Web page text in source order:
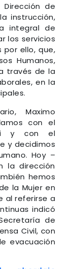
de
instrucción,
integral de
los servicios
por ello, que,
Humanos,
través de la
en la
Maximo
con el
y con el
y decidimos
Hoy –
la dirección
hemos
la Mujer en
al referirse a
indicó
de
Civil, con
evacuación